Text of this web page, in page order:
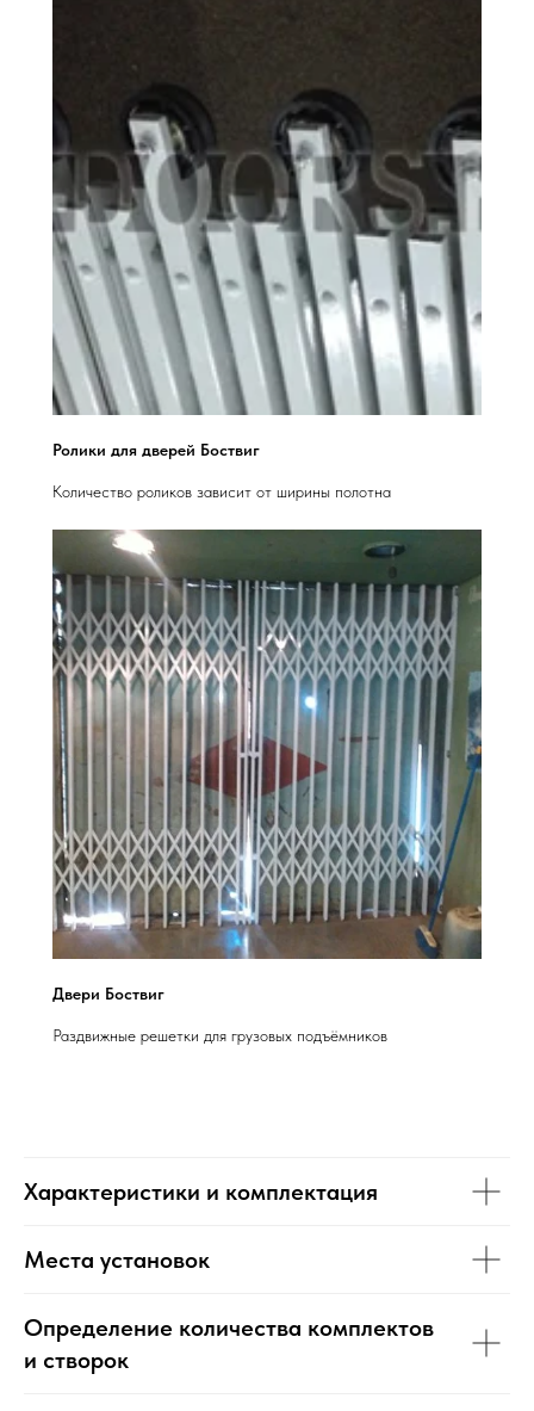
Ролики для дверей Боствиг
Количество роликов зависит от ширины полотна
Двери Боствиг
Раздвижные решетки для грузовых подъёмников
Характеристики и комплектация
Места установок
Определение количества комплектов
и створок